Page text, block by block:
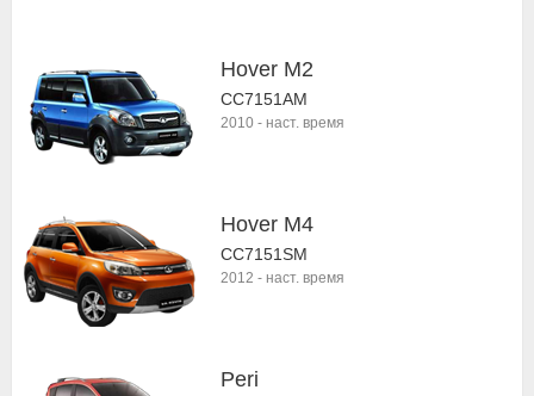
Hover M2
CC7151AM
2010 - наст. время
Hover M4
CC7151SM
2012 - наст. время
Peri